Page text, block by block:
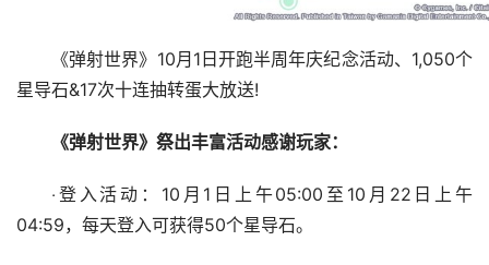
《弹射世界》10月1日开跑半周年庆纪念活动、1,050个
星导石&17次十连抽转蛋大放送!
《弹射世界》祭出丰富活动感谢玩家：
‧登入活动：10月1日上午05:00至10月22日上午
04:59，每天登入可获得50个星导石。